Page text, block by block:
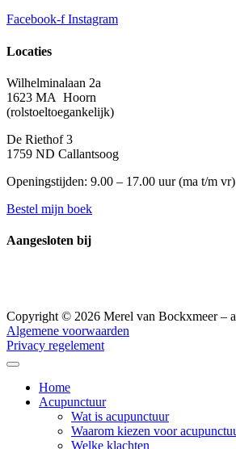
Facebook-f Instagram
Locaties
Wilhelminalaan 2a
1623 MA Hoorn
(rolstoeltoegankelijk)
De Riethof 3
1759 ND Callantsoog
Openingstijden: 9.00 – 17.00 uur (ma t/m vr)
Bestel mijn boek
Aangesloten bij
Copyright © 2026 Merel van Bockxmeer –
Algemene voorwaarden
Privacy regelement
Home
Acupunctuur
Wat is acupunctuur
Waarom kiezen voor
Welke klachten